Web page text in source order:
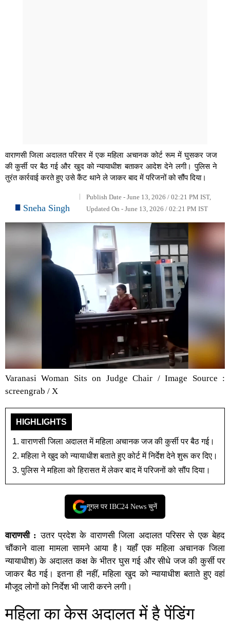
वाराणसी जिला अदालत परिसर में एक महिला अचानक कोर्ट रूम में घुसकर जज
की कुर्सी पर बैठ गई और खुद को न्यायाधीश बताकर आदेश देने लगी। पुलिस ने
तुरंत कार्रवाई करते हुए उसे कैंट थाने ले जाकर बाद में परिजनों को सौंप दिया।
Sneha Singh
Publish Date - June 13, 2026 / 02:21 PM IST,
Updated On - June 13, 2026 / 02:21 PM IST
Varanasi Woman Sits on Judge Chair / Image Source :
screengrab / X
HIGHLIGHTS
वाराणसी जिला अदालत में महिला अचानक जज की कुर्सी पर बैठ गई।
महिला ने खुद को न्यायाधीश बताते हुए कोर्ट में निर्देश देने शुरू कर दिए।
पुलिस ने महिला को हिरासत में लेकर बाद में परिजनों को सौंप दिया।
गूगल पर IBC24 News चुनें
वाराणसी : उतर प्रदेश के वाराणसी जिला अदालत परिसर से एक बेहद
चौंकाने वाला मामला सामने आया है। यहाँ एक महिला अचानक जिला
न्यायाधीश) के अदालत कक्ष के भीतर घुस गई और सीधे जज की कुर्सी पर
जाकर बैठ गई। इतना ही नहीं, महिला खुद को न्यायाधीश बताते हुए वहां
मौजूद लोगों को निर्देश भी जारी करने लगी।
महिला का केस अदालत में है पेंडिंग